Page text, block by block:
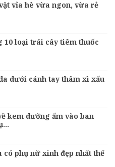
vỉa hè vừa ngon, vừa rẻ
10 loại trái cây tiêm thuốc
dưới cánh tay thâm xì xấu
kem dưỡng ẩm vào ban
có phụ nữ xinh đẹp nhất thế